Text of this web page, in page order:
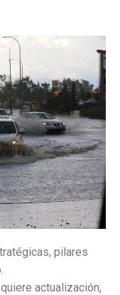
pilares
actualización,